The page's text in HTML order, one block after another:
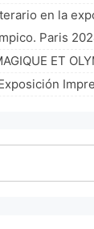
à Paris
NY 2019
sentido»
en la
Paris
ET